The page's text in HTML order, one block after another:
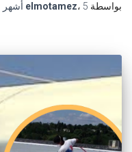
بواسطة
elmotamez، 5 أشهر